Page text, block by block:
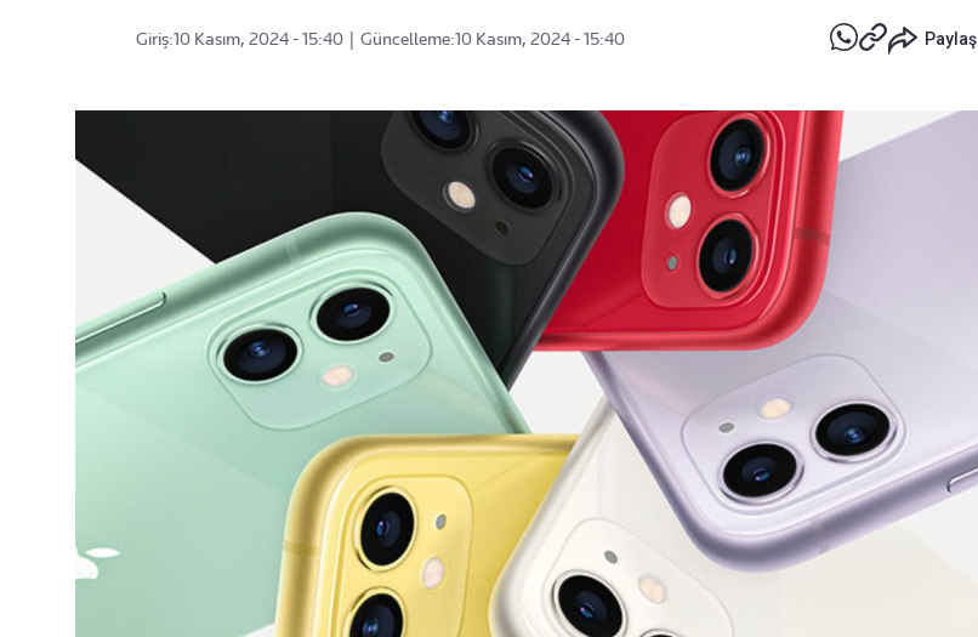
Giriş:10 Kasım, 2024 - 15:40 Güncelleme:10 Kasım, 2024 - 15:40 Paylaş